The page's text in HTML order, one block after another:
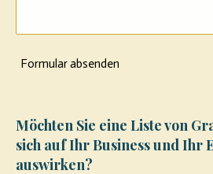
Formular absenden
Möchten Sie eine Liste von
sich auf Ihr Business und Ihr
auswirken?